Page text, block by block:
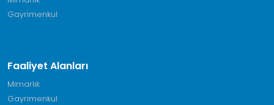
Gayrimenkul
Faaliyet Alanları
Mimarlık
Gayrimenkul